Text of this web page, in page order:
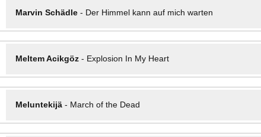
Marvin Schädle- Der Himmel kann auf mich warten
Meltem Acikgöz- Explosion In My Heart
Meluntekijä- March of the Dead